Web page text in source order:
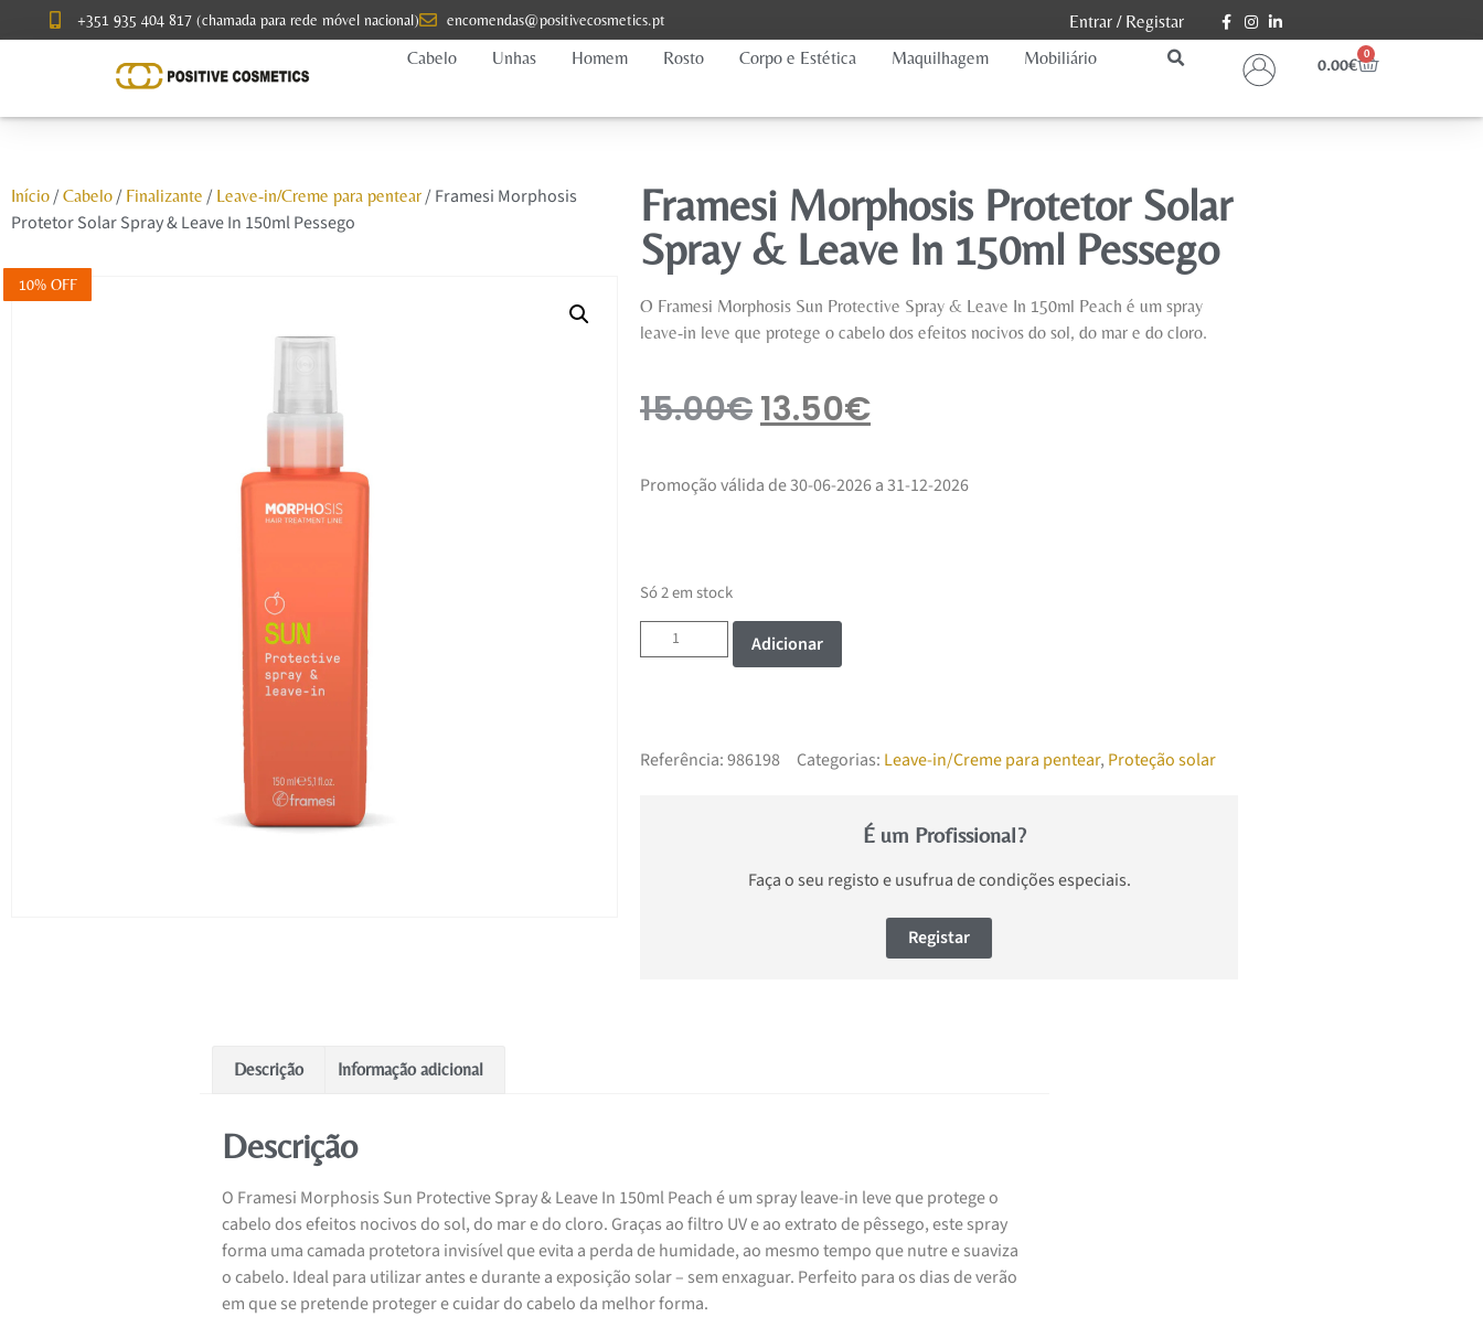
+351 935 404 817 (chamada para rede móvel nacional) encomendas@positivecosmetics.pt Entrar/ Registar
Cabelo
Unhas Homem Rosto Corpo e Estética Maquilhagem Mobiliário 0.00€
0
Início/ Cabelo/ Finalizante / Leave-in/Creme para pentear/ Framesi Morphosis
Protetor Solar Spray & Leave In 150ml Pessego
10% OFF
Framesi Morphosis Protetor Solar
Spray & Leave In 150ml Pessego
O Framesi Morphosis Sun Protective Spray & Leave In 150ml Peach é um spray
leave-in leve que protege o cabelo dos efeitos nocivos do sol, do mar e do cloro.
15.00€13.50€
Promoção válida de 30-06-2026 a 31-12-2026
Só 2 em stock
Adicionar
Referência:986198 Categorias: Leave-in/Creme para pentear, Proteção solar
É um Profissional?
Faça o seu registo e usufrua de condições especiais.
Registar
Descrição Informação adicional
Descrição
O Framesi Morphosis Sun Protective Spray & Leave In 150ml Peach é um spray leave-in leve que protege o
cabelo dos efeitos nocivos do sol, do mar e do cloro. Graças ao filtro UV e ao extrato de pêssego, este spray
forma uma camada protetora invisível que evita a perda de humidade, ao mesmo tempo que nutre e suaviza
o cabelo. Ideal para utilizar antes e durante a exposição solar – sem enxaguar. Perfeito para os dias de verão
em que se pretende proteger e cuidar do cabelo da melhor forma.